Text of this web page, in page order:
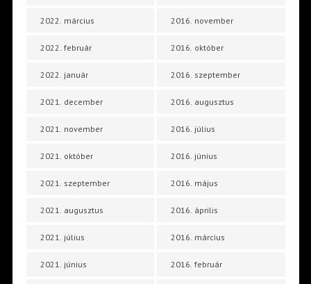
2022. március
2022. február
2022. január
2021. december
2021. november
2021. október
2021. szeptember
2021. augusztus
2021. július
2021. június
2016. november
2016. október
2016. szeptember
2016. augusztus
2016. július
2016. június
2016. május
2016. április
2016. március
2016. február